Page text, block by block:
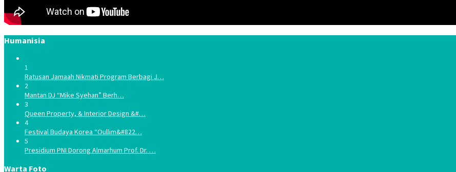
Humanisia
1
Ratusan Jamaah Nikmati Program Berbagi J…
2
Mantan DJ “Mike Syehan” Berh…
3
Queen Property, & Interior Design &#…
4
Festival Budaya Korea “Oullim&#822…
5
Presidium PNI Dorong Almarhum Prof. Dr. …
Warta Foto